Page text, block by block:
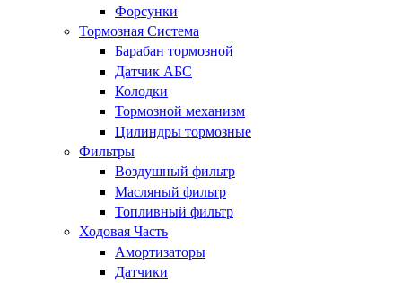
Форсунки
Тормозная Система
Барабан тормозной
Датчик АБС
Колодки
Тормозной механизм
Цилиндры тормозные
Фильтры
Воздушный фильтр
Масляный фильтр
Топливный фильтр
Ходовая Часть
Амортизаторы
Датчики